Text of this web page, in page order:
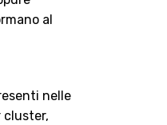
al
nelle
cluster,